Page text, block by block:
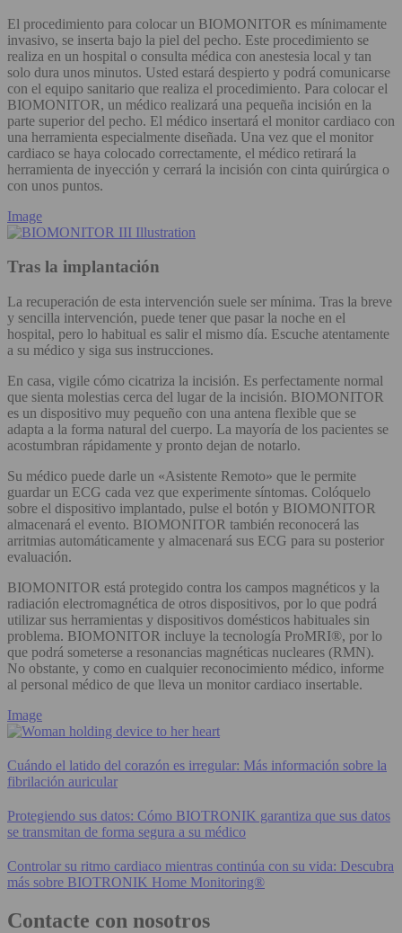
El procedimiento para colocar un BIOMONITOR es mínimamente
invasivo, se inserta bajo la piel del pecho. Este procedimiento se
realiza en un hospital o consulta médica con anestesia local y tan
solo dura unos minutos. Usted estará despierto y podrá comunicarse
con el equipo sanitario que realiza el procedimiento. Para colocar el
BIOMONITOR, un médico realizará una pequeña incisión en la
parte superior del pecho. El médico insertará el monitor cardiaco con
una herramienta especialmente diseñada. Una vez que el monitor
cardiaco se haya colocado correctamente, el médico retirará la
herramienta de inyección y cerrará la incisión con cinta quirúrgica o
con unos puntos.
Image
Tras la implantación
La recuperación de esta intervención suele ser mínima. Tras la breve
y sencilla intervención, puede tener que pasar la noche en el
hospital, pero lo habitual es salir el mismo día. Escuche atentamente
a su médico y siga sus instrucciones.
En casa, vigile cómo cicatriza la incisión. Es perfectamente normal
que sienta molestias cerca del lugar de la incisión. BIOMONITOR
es un dispositivo muy pequeño con una antena flexible que se
adapta a la forma natural del cuerpo. La mayoría de los pacientes se
acostumbran rápidamente y pronto dejan de notarlo.
Su médico puede darle un «Asistente Remoto» que le permite
guardar un ECG cada vez que experimente síntomas. Colóquelo
sobre el dispositivo implantado, pulse el botón y BIOMONITOR
almacenará el evento. BIOMONITOR también reconocerá las
arritmias automáticamente y almacenará sus ECG para su posterior
evaluación.
BIOMONITOR está protegido contra los campos magnéticos y la
radiación electromagnética de otros dispositivos, por lo que podrá
utilizar sus herramientas y dispositivos domésticos habituales sin
problema. BIOMONITOR incluye la tecnología ProMRI®, por lo
que podrá someterse a resonancias magnéticas nucleares (RMN).
No obstante, y como en cualquier reconocimiento médico, informe
al personal médico de que lleva un monitor cardiaco insertable.
Image
Cuándo el latido del corazón es irregular: Más información sobre la
fibrilación auricular
Protegiendo sus datos: Cómo BIOTRONIK garantiza que sus datos
se transmitan de forma segura a su médico
Controlar su ritmo cardiaco mientras continúa con su vida: Descubra
más sobre BIOTRONIK Home Monitoring®
Contacte con nosotros